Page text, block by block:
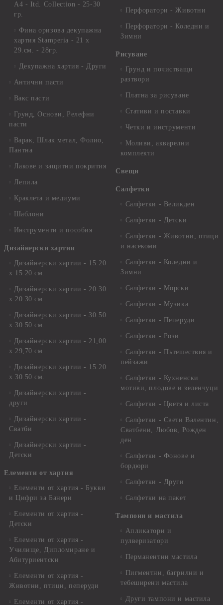
А4 - Itd. Collection - 25-30
гр.
Фина оризова декупажна
хартия Stamperia - 21 х
29.см. - 28гр.
Декупажна хартия - Други
Антични пасти
Вакс пасти
Грунд, Основи, Релефни
пасти
Варак, Шлак метал, Фолио,
Пантна
Лакове и защитни покрития
Лепила
Краклета и медиуми
Шаблони
Инструменти и пособия
Дизайнерски хартии
Дизайнерски хартии - 15.20
х 15.20 см.
Дизайнерски хартии - 20.30
х 20.30 см.
Дизайнерски хартии - 30.50
х 30.50 см.
Дизайнерски хартии - 21,00
х 29,70 см
Дизайнерски хартии - 15.20
x 30.50 см.
Дизайнерски хартии -
други
Дизайнерски хартии -
Сватби
Дизайнерски хартии -
Детски
Елементи от хартия
Елементи от хартия - Букви
и Цифри за Банери
Елементи от хартия -
Детски
Елементи от хартия -
Училище, Дипломиране и
Абитуриентски
Елементи от хартия -
Животни, птици, пеперуди
Елементи от хартия -
Перфоратори - Животни
Перфоратори - Коледни и
Зимни
Рисуване
Грунд и почистващи
разтвори
Платна за рисуване
Стативи и поставки
Четки и инструменти
Моливи, акварелни
комплекти
Свещи
Салфетки
Салфетки - Великден
Салфетки - Детски
Салфетки - Животни, птици
и насекоми
Салфетки - Коледни и
Зимни
Салфетки - Морски
Салфетки - Музика
Салфетки - Пеперуди
Салфетки - Рози
Салфетки - Пътешествия и
пейзажи
Салфетки - Кухненски
мотиви, плодове и зеленчуци
Салфетки - Цветя и листа
Салфетки - Свети Валентин,
Сватбени, Любов, Рожден
ден
Салфетки - Фонове и
бордюри
Салфетки - Други
Салфетки на пакет
Тампони и мастила
Апликатори и
пулверизатори
Перманентни мастила
Пигментни, багрилни и
тебеширени мастила
Други тампони и мастила